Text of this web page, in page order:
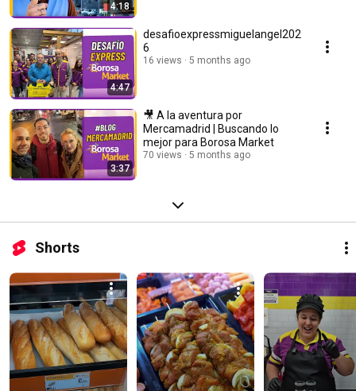
4:18
4:47
desafioexpressmiguelangel202
6
16 views 5 months ago
3:37
🎥 A la aventura por
Mercamadrid | Buscando lo
mejor para Borosa Market
70 views 5 months ago
Shorts